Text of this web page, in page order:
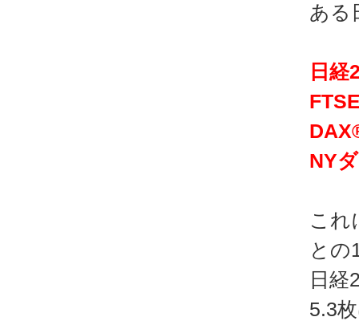
ある
日
NY
これ
との
日経
5.3